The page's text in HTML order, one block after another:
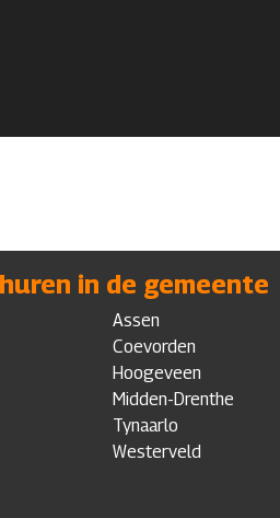
in de gemeente
Assen
Coevorden
Hoogeveen
Midden-Drenthe
Tynaarlo
Westerveld